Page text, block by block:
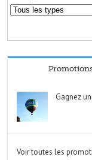
Gagnez
Voir toutes les